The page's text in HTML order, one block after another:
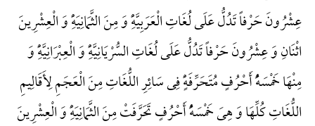
عِشْرُونَ حَرْفاً تَدُلُّ عَلَی لُغَاتِ الْعَرَبِیَّهًِْ وَ مِنَ الثَّمَانِیَهًِْ وَ الْعِشْرِینَ
اثْنَانِ وَ عِشْرُونَ حَرْفاً تَدُلُّ عَلَی لُغَاتِ السُّرْیَانِیَّهًِْ وَ الْعِبْرَانِیَّهًِْ وَ
مِنْهَا خَمْسَهًُْ أَحْرُفٍ مُتَحَرِّفَهًٍْ فِی سَائِرِ اللُّغَاتِ مِنَ الْعَجَمِ لِأَقَالِیمِ
اللُّغَاتِ کُلِّهَا وَ هِیَ خَمْسَهًُْ أَحْرُفٍ تَحَرَّفَتْ مِنَ الثَّمَانِیَهًِْ وَ الْعِشْرِینَ